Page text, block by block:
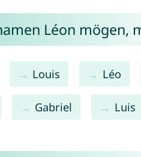
Léon mögen,
Louis Léo
Gabriel Luis